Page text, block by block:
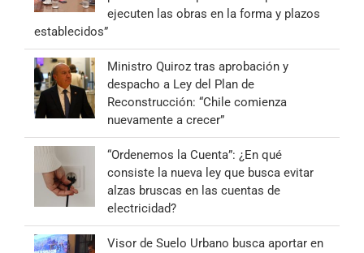
ejecuten las obras en la forma y plazos
establecidos”
Ministro Quiroz tras aprobación y
despacho a Ley del Plan de
Reconstrucción: “Chile comienza
nuevamente a crecer”
“Ordenemos la Cuenta”: ¿En qué
consiste la nueva ley que busca evitar
alzas bruscas en las cuentas de
electricidad?
Visor de Suelo Urbano busca aportar en